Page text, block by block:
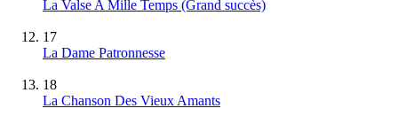
La Valse A Mille Temps (Grand succès)
17
La Dame Patronnesse
18
La Chanson Des Vieux Amants